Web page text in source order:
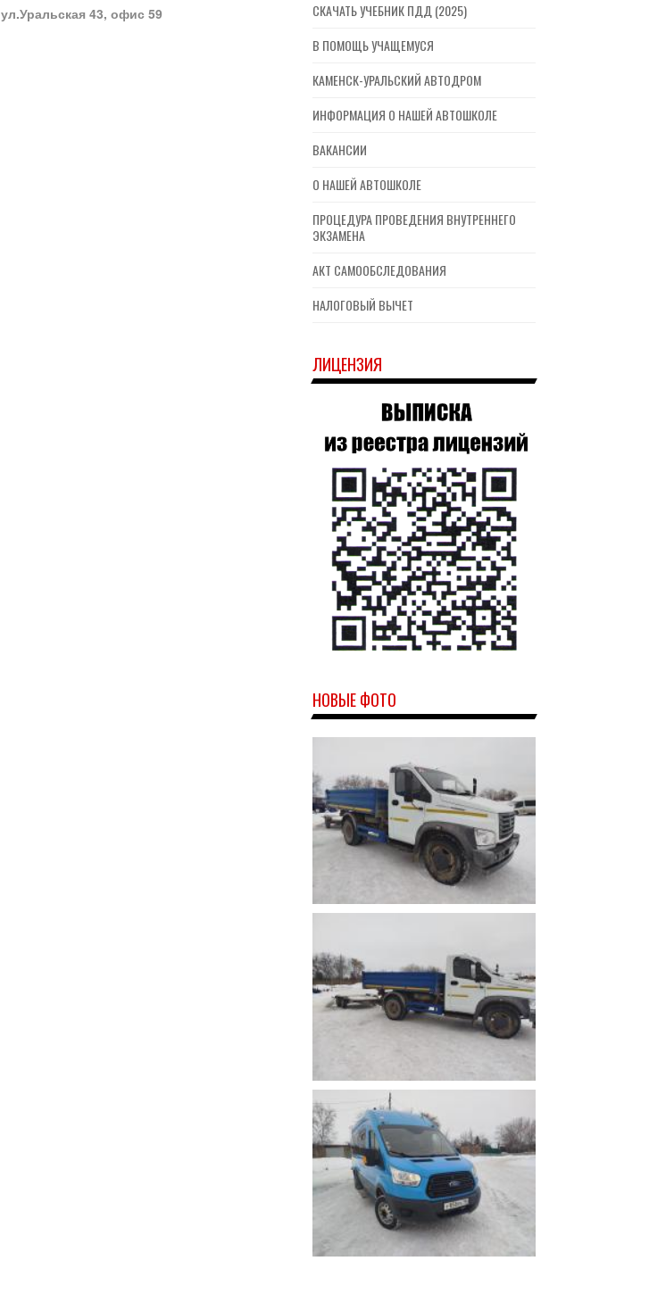
ул.Уральская 43, офис 59
СКАЧАТЬ УЧЕБНИК ПДД (2025)
В ПОМОЩЬ УЧАЩЕМУСЯ
КАМЕНСК-УРАЛЬСКИЙ АВТОДРОМ
ИНФОРМАЦИЯ О НАШЕЙ АВТОШКОЛЕ
ВАКАНСИИ
О НАШЕЙ АВТОШКОЛЕ
ПРОЦЕДУРА ПРОВЕДЕНИЯ ВНУТРЕННЕГО
ЭКЗАМЕНА
АКТ САМООБСЛЕДОВАНИЯ
НАЛОГОВЫЙ ВЫЧЕТ
ЛИЦЕНЗИЯ
НОВЫЕ ФОТО